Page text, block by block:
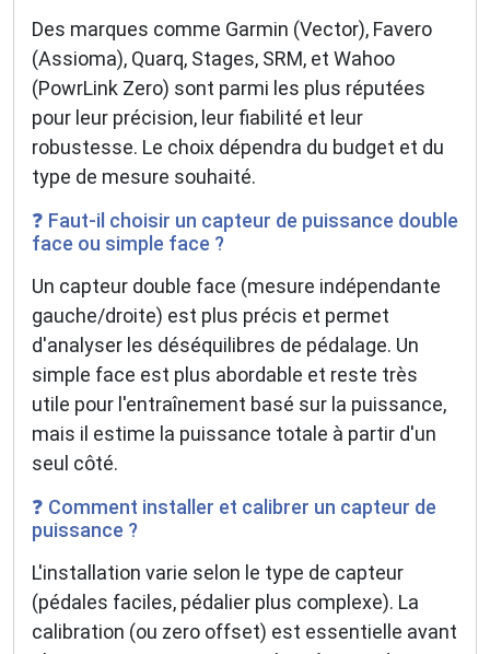
Des marques comme Garmin (Vector), Favero
(Assioma), Quarq, Stages, SRM, et Wahoo
(PowrLink Zero) sont parmi les plus réputées
pour leur précision, leur fiabilité et leur
robustesse. Le choix dépendra du budget et du
type de mesure souhaité.
❓ Faut-il choisir un capteur de puissance double
face ou simple face ?
Un capteur double face (mesure indépendante
gauche/droite) est plus précis et permet
d'analyser les déséquilibres de pédalage. Un
simple face est plus abordable et reste très
utile pour l'entraînement basé sur la puissance,
mais il estime la puissance totale à partir d'un
seul côté.
❓ Comment installer et calibrer un capteur de
puissance ?
L'installation varie selon le type de capteur
(pédales faciles, pédalier plus complexe). La
calibration (ou zero offset) est essentielle avant